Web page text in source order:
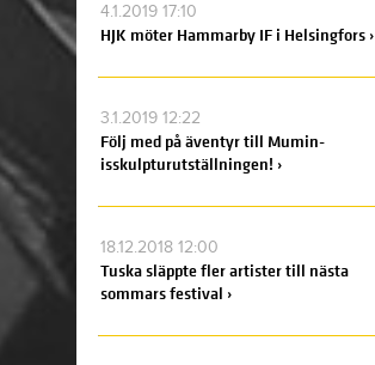
4.1.2019 17:10
HJK möter Hammarby IF i Helsingfors ›
3.1.2019 12:22
Följ med på äventyr till Mumin-
isskulpturutställningen! ›
18.12.2018 12:00
Tuska släppte fler artister till nästa
sommars festival ›